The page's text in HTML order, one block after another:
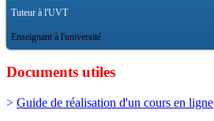
Tuteur à l'UVT
Enseignant à l'université
Documents utiles
> Guide de réalisation d'un cours en ligne